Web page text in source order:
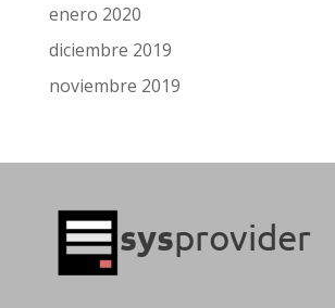
enero 2020
diciembre 2019
noviembre 2019